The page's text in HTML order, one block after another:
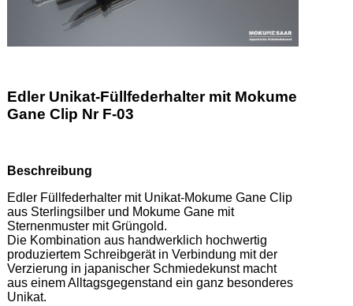
Edler Unikat-Füllfederhalter mit Mokume
Gane Clip Nr F-03
Beschreibung
Edler Füllfederhalter mit Unikat-Mokume Gane Clip
aus Sterlingsilber und Mokume Gane mit
Sternenmuster mit Grüngold.
Die Kombination aus handwerklich hochwertig
produziertem Schreibgerät in Verbindung mit der
Verzierung in japanischer Schmiedekunst macht
aus einem Alltagsgegenstand ein ganz besonderes
Unikat.